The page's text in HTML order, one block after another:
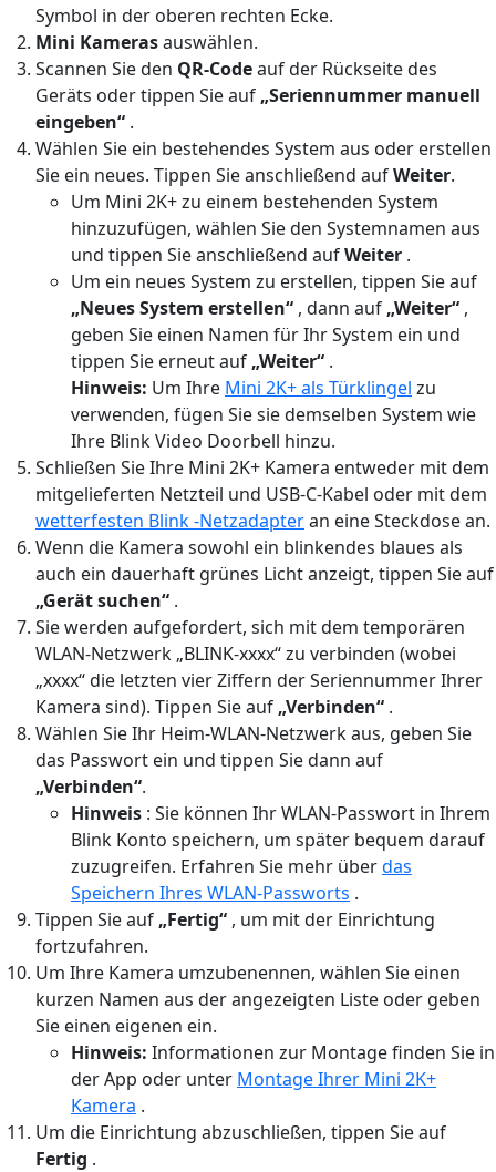
Symbol in der oberen rechten Ecke.
Mini Kamerasauswählen.
Scannen Sie den QR-Codeauf der Rückseite des
Geräts oder tippen Sie auf „Seriennummer manuell
eingeben“ .
Wählen Sie ein bestehendes System aus oder erstellen
Sie ein neues. Tippen Sie anschließend aufWeiter.
Um Mini 2K+ zu einem bestehenden System
hinzuzufügen, wählen Sie den Systemnamen aus
und tippen Sie anschließend aufWeiter .
Um ein neues System zu erstellen, tippen Sie auf
„Neues System erstellen“ , dann auf „Weiter“ ,
geben Sie einen Namen für Ihr System ein und
tippen Sie erneut auf „Weiter“ .
Hinweis: Um Ihre Mini 2K+ als Türklingel zu
verwenden, fügen Sie sie demselben System wie
Ihre Blink Video Doorbell hinzu.
Schließen Sie Ihre Mini 2K+ Kamera entweder mit dem
mitgelieferten Netzteil und USB-C-Kabel oder mit dem
wetterfesten Blink -Netzadapteran eine Steckdose an.
Wenn die Kamera sowohl ein blinkendes blaues als
auch ein dauerhaft grünes Licht anzeigt, tippen Sie auf
„Gerät suchen“ .
Sie werden aufgefordert, sich mit dem temporären
WLAN-Netzwerk „BLINK-xxxx“ zu verbinden (wobei
„xxxx“ die letzten vier Ziffern der Seriennummer Ihrer
Kamera sind). Tippen Sie auf „Verbinden“ .
Wählen Sie Ihr Heim-WLAN-Netzwerk aus, geben Sie
das Passwort ein und tippen Sie dann auf
„Verbinden“.
Hinweis : Sie können Ihr WLAN-Passwort in Ihrem
Blink Konto speichern, um später bequem darauf
zuzugreifen. Erfahren Sie mehr überdas
Speichern Ihres WLAN-Passworts .
Tippen Sie auf „Fertig“ , um mit der Einrichtung
fortzufahren.
Um Ihre Kamera umzubenennen, wählen Sie einen
kurzen Namen aus der angezeigten Liste oder geben
Sie einen eigenen ein.
Hinweis: Informationen zur Montage finden Sie in
der App oder unter Montage Ihrer Mini 2K+
Kamera .
Um die Einrichtung abzuschließen, tippen Sie auf
Fertig .